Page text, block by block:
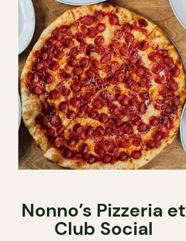
Nonno’s Pizzeria et
Club Social